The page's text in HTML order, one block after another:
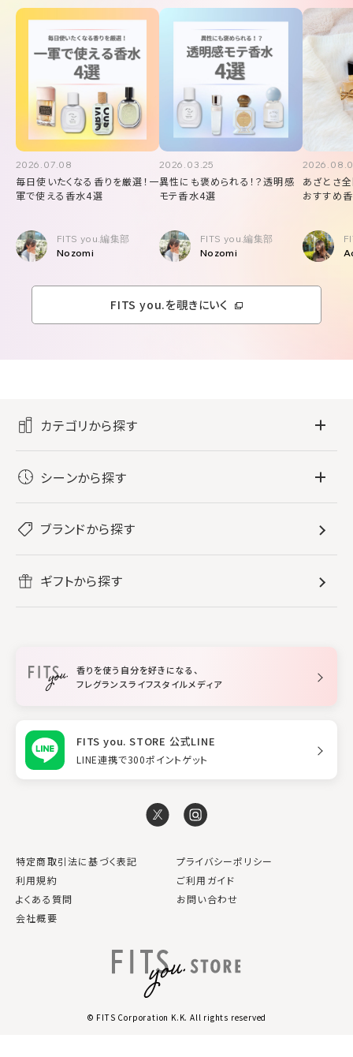
2026.07.08
毎日使いたくなる香りを厳選！一
軍で使える香水4選
FITS you.編集部
Nozomi
2026.03.25
異性にも褒められる！？透明感
モテ香水4選
FITS you.編集部
Nozomi
あざとさ
おすすめ
FITS you.を覗きにいく
カテゴリから探す
レディース香水
メンズ香水
ボディミスト・スプレー
バス・ボディケア
すべてのバス・ボディケア
ボディ・ハンドクリーム
入浴剤
ホームフレグランス
ルームフレグランス
スタイリング
シーンから探す
リフレッシュしたい
ブランドから探す
ギフトから探す
香りを使う自分を好きになる、
フレグランスライフスタイルメディア
FITS you. STORE 公式LINE
LINE連携で300ポイントゲット
特定商取引法に基づく表記
プライバシーポリシー
利用規約
ご利用ガイド
よくある質問
お問い合わせ
会社概要
© FITS Corporation K.K. All rights reserved